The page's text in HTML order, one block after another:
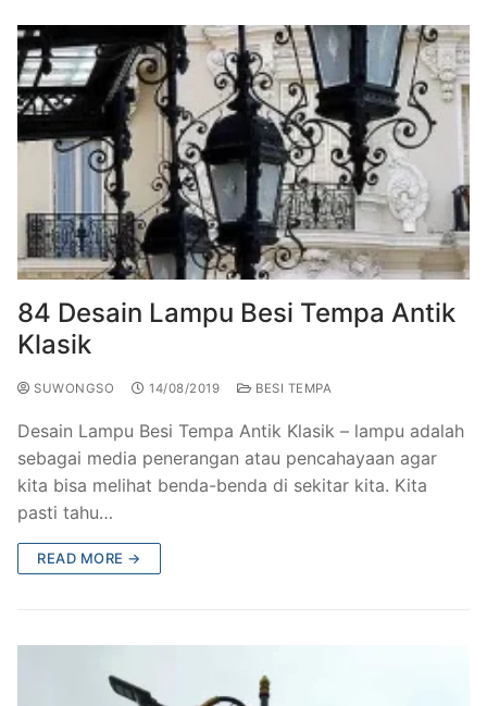
84 Desain Lampu Besi Tempa Antik
Klasik
SUWONGSO 14/08/2019 BESI TEMPA
Desain Lampu Besi Tempa Antik Klasik – lampu adalah
sebagai media penerangan atau pencahayaan agar
kita bisa melihat benda-benda di sekitar kita. Kita
pasti tahu…
READ MORE →